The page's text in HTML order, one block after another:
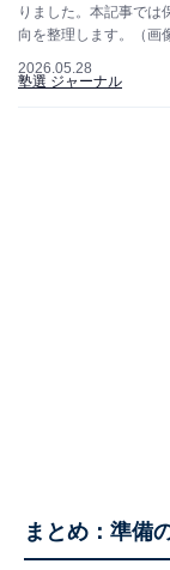
りました。本記事では
向を整理します。（画
2026.05.28
塾選 ジャーナル
まとめ：準備